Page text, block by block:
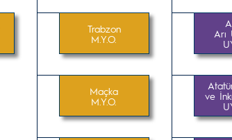
Trabzon
M.Y.O.
Maçka
M.Y.O.
Arı
ve